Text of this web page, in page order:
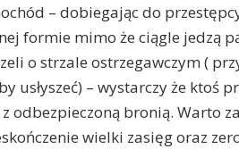
– dobiegając do
formie mimo że ciągle jedzą
o strzale ostrzegawczym (
usłyszeć) – wystarczy że ktoś
odbezpieczoną bronią. Warto
wielki zasięg oraz